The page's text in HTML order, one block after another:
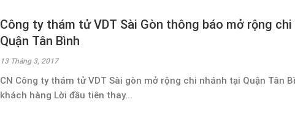
Công ty thám tử VDT Sài Gòn thông báo mở rộng
Quận Tân Bình
13 Tháng 3, 2017
CN Công ty thám tử VDT Sài gòn mở rộng chi nhánh tại Quận Tân
khách hàng Lời đầu tiên thay...